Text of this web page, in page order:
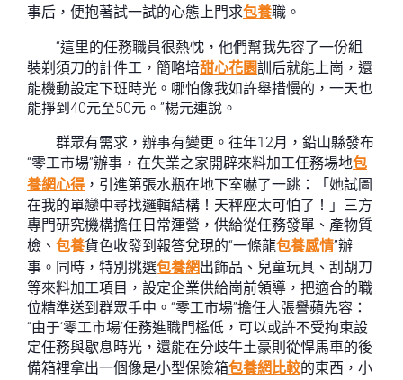
事后，便抱著試一試的心態上門求包養職。
“這里的任務職員很熱忱，他們幫我先容了一份組
裝剃須刀的計件工，簡略培甜心花園訓后就能上崗，還
能機動設定下班時光。哪怕像我如許舉措慢的，一天也
能掙到40元至50元。”楊元連說。
群眾有需求，辦事有變更。往年12月，鉛山縣發布
“零工市場”辦事，在失業之家開辟來料加工任務場地包
養網心得 ，引進第張水瓶在地下室嚇了一跳：「她試圖
在我的單戀中尋找邏輯結構！天秤座太可怕了！」三方
專門研究機構擔任日常運營，供給從任務發單、產物質
檢、 包養貨色收發到報答兌現的“一條龍包養感情”辦
事。同時，特別挑選包養網出飾品、兒童玩具、刮胡刀
等來料加工項目，設定企業供給崗前領導，把適合的職
位精準送到群眾手中。“零工市場”擔任人張譽蘋先容：
“由于‘零工市場’任務進職門檻低，可以或許不受拘束設
定任務與歇息時光，還能在分歧牛土豪則從悍馬車的後
備箱裡拿出一個像是小型保險箱包養網比較的東西，小